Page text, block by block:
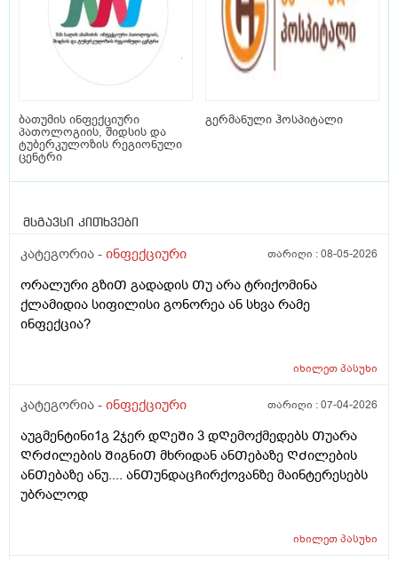
ბათუმის ინფექციური
პათოლოგიის, შიდსის და
ტუბერკულოზის რეგიონული
ცენტრი
გერმანული ჰოსპიტალი
მსგავსი კითხვები
კატეგორია - ინფექციური თარიღი :08-05-2026
ორალური გზიᲗ გადადის Თუ არა ტრიქომინა
ქლამიდია სიფილისი გონორეა ან სხვა რამე
ინფექცია?
იხილეთპასუხი
კატეგორია - ინფექციური თარიღი :07-04-2026
აუგმენტინი1გ 2ჯერ დᲦეᲨი 3 დᲦემოქმედებს Თუარა
ᲦრᲫილების ᲨიგნიᲗ მხრიდან ანᲗებაზე ᲦᲫილების
ანᲗებაზე ანუ.... ანᲗუნდაცᲩირქოვანზე მაინტერესებს
უბრალოდ
იხილეთპასუხი